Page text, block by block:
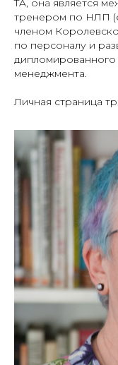
TA, она является
тренером по НЛП
членом
по персоналу и
дипломированного
менеджмента.
Личная страница